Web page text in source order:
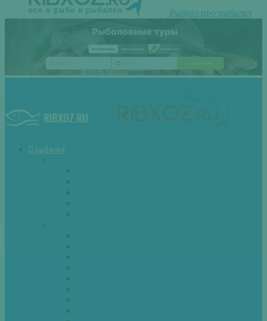
Рыбхоз-про рыбалку
О рыбалке